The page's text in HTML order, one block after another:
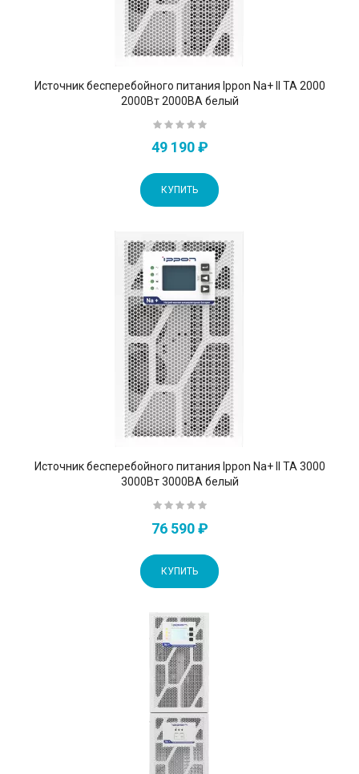
Источник бесперебойного питания Ippon Na+ II TA 2000
2000Вт 2000ВА белый
49 190 ₽
КУПИТЬ
Источник бесперебойного питания Ippon Na+ II TA 3000
3000Вт 3000ВА белый
76 590 ₽
КУПИТЬ